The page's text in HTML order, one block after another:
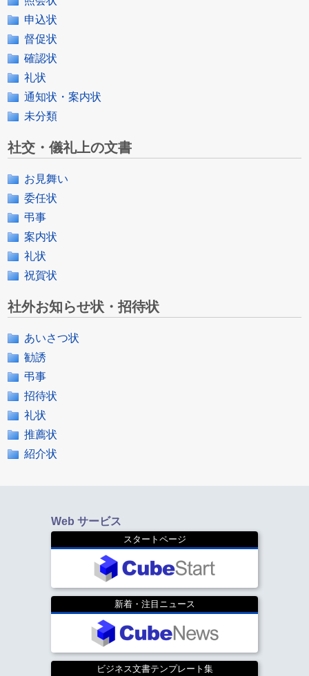
申込状
督促状
確認状
礼状
通知状・案内状
未分類
社交・儀礼上の文書
お見舞い
委任状
弔事
案内状
礼状
祝賀状
社外お知らせ状・招待状
あいさつ状
勧誘
弔事
招待状
礼状
推薦状
紹介状
Web サービス
スタートページ
新着・注目ニュース
ビジネス文書テンプレート集